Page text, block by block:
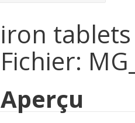
iron
Fichier:
Aperçu